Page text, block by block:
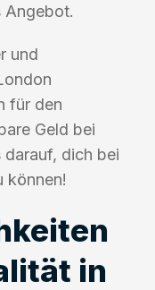
Angebot.
und
für den
Geld bei
darauf, dich bei
können!
in